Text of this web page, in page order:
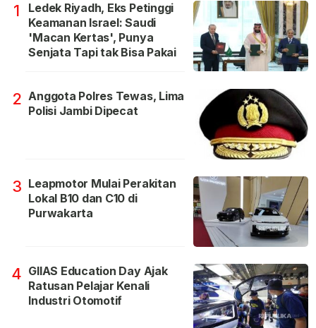
1
Ledek Riyadh, Eks Petinggi
Keamanan Israel: Saudi
'Macan Kertas', Punya
Senjata Tapi tak Bisa Pakai
2 Anggota Polres Tewas, Lima
Polisi Jambi Dipecat
3 Leapmotor Mulai Perakitan
Lokal B10 dan C10 di
Purwakarta
4 GIIAS Education Day Ajak
Ratusan Pelajar Kenali
Industri Otomotif